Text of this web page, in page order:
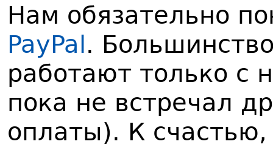
Нам обязательно
PayPal.
работают только с
пока не встречал
оплаты). К